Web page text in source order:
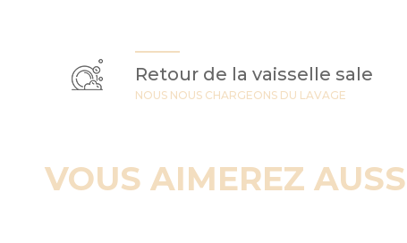
Retour de la vaisselle sale
NOUS NOUS CHARGEONS DU LAVAGE
VOUS AIMEREZ